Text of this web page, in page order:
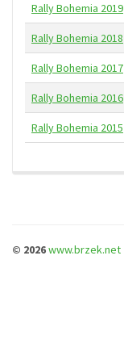
Rally Bohemia 2019
Rally Bohemia 2018
Rally Bohemia 2017
Rally Bohemia 2016
Rally Bohemia 2015
© 2026www.brzek.net